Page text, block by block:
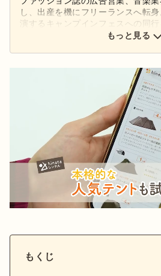
し、出産を機にフリーランスへ転
演するキャンプインフェスへの同
験値を上げ、hinata編集部へ。気づ
もっと見る
もくじ